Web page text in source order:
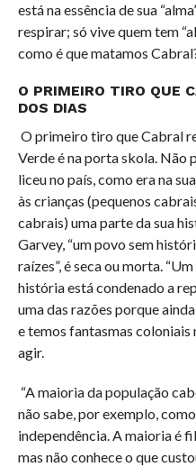
está na essência de sua
respirar; só vive quem tem
como é que matamos
O PRIMEIRO TIRO QUE
DOS DIAS
O primeiro tiro que Cabral
Verde é na porta skola. Não
liceu no país, como era na
às crianças (pequenos
cabrais) uma parte da sua
Garvey, “um povo sem
raízes”, é seca ou morta.
história está condenado a
uma das razões porque
e temos fantasmas coloniais
agir.
“A maioria da população
não sabe, por exemplo,
independência. A maioria é
mas não conhece o que